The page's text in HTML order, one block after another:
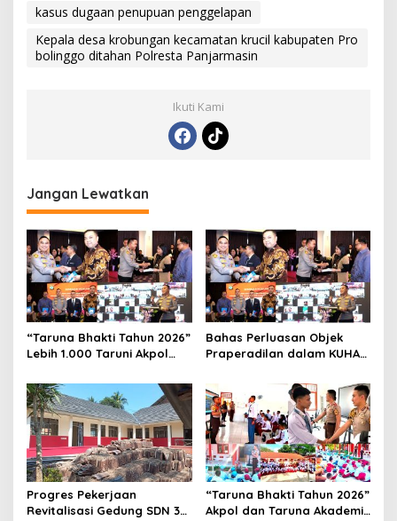
kasus dugaan penupuan penggelapan
Kepala desa krobungan kecamatan krucil kabupaten Pro
bolinggo ditahan Polresta Panjarmasin
Ikuti Kami
Jangan Lewatkan
“Taruna Bhakti Tahun 2026”
Lebih 1.000 Taruni Akpol
Karakter Siswa Sekolah
Rakyat
Bahas Perluasan Objek
Praperadilan dalam KUHAP
Jaya Buka Seminar Hukum
Progres Pekerjaan
Revitalisasi Gedung SDN 3
“Taruna Bhakti Tahun 2026”
Akpol dan Taruna Akademi